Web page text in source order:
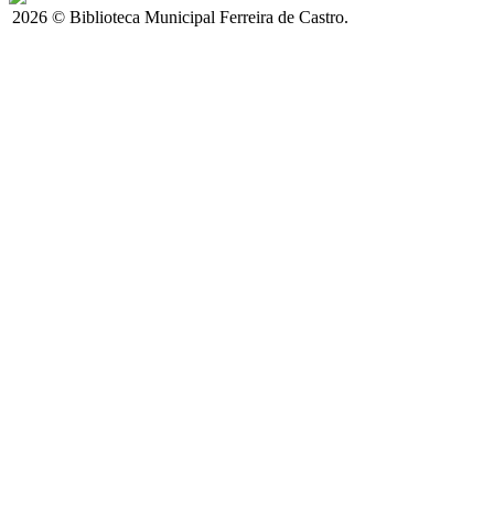
2026 © Biblioteca Municipal Ferreira de Castro.